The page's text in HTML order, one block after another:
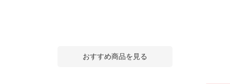
おすすめ商品を見る